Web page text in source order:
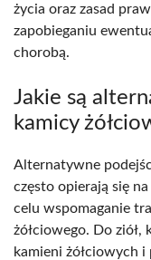
życia oraz zasad
zapobieganiu
chorobą.
Jakie są
kamicy
Alternatywne
często opierają się
celu wspomaganie
żółciowego. Do
kamieni żółciowych